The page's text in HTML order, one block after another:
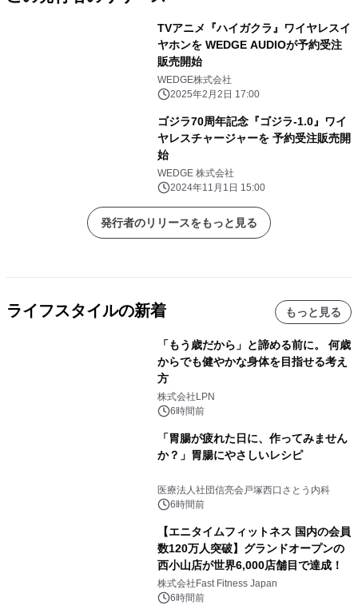
TVアニメ『ハイガクラ』ワイヤレスイ
ヤホンを WEDGE AUDIOが予約受注
販売開始
WEDGE株式会社
2025年2月2日 17:00
ゴジラ70周年記念『ゴジラ-1.0』ワイ
ヤレスチャージャーを 予約受注販売開
始
WEDGE 株式会社
2024年11月1日 15:00
発行者のリリースをもっと見る
ライフスタイルの新着 もっと見る
「もう歳だから」と諦める前に。 何歳
からでも健やかな身体を目指せる考え
方
株式会社LPN
6時間前
「胃腸が疲れた日に、作ってみません
か？」胃腸にやさしいレシピ
医療法人社団信亮会戸塚西口さとう内科
6時間前
【エニタイムフィットネス 国内の会員
数120万人突破】グランドオープンの
西小山店が世界6,000店舗目で達成！
株式会社Fast Fitness Japan
6時間前